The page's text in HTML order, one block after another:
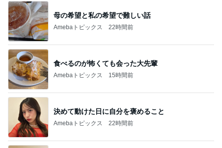
母の希望と私の希望で難しい話
Amebaトピックス 22時間前
食べるのが怖くても会った大先輩
Amebaトピックス 15時間前
決めて動けた日に自分を褒めること
Amebaトピックス 22時間前